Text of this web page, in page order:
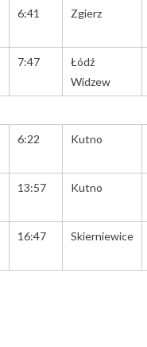
6:41 Zgierz
7:47
Łódź
Widzew
6:22 Kutno
13:57 Kutno
16:47 Skierniewice